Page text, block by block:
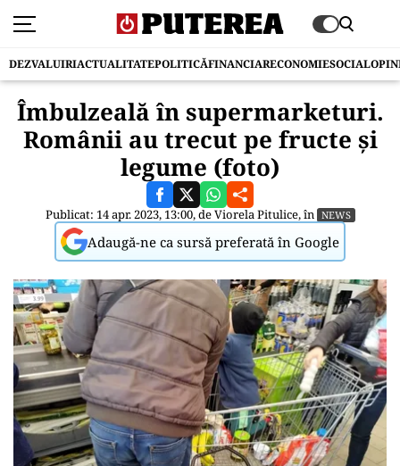
DEZVALUIRIACTUALITATEPOLITICĂFINANCIARECONOMIESOCIAL
Îmbulzeală în supermarketuri.
Românii au trecut pe fructe și
legume (foto)
Publicat: 14 apr. 2023, 13:00, deViorela Pitulice, în NEWS
Adaugă-ne ca sursă preferată în Google